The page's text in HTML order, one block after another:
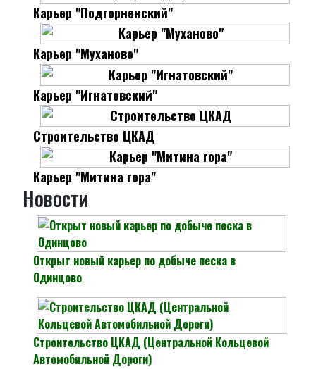
Карьер "Подгорненский"
Карьер "Муханово"
Карьер "Игнатовский"
Строительство ЦКАД
Карьер "Митина гора"
Новости
Открыт новый карьер по добыче песка в
Одинцово
Строительство ЦКАД (Центральной Кольцевой
Автомобильной Дороги)